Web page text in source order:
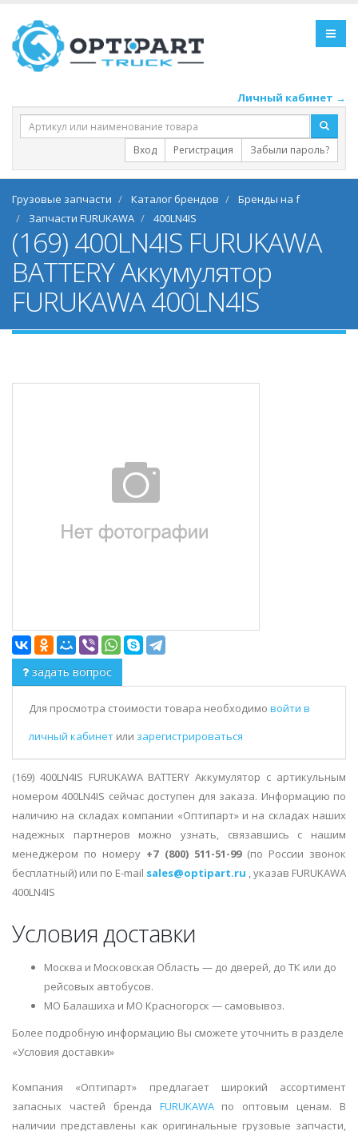
Личный кабинет →
Вход Регистрация Забыли пароль?
Грузовые запчасти Каталог брендов
Бренды на f
Запчасти FURUKAWA
400LN4IS
(169) 400LN4IS FURUKAWA
BATTERY Аккумулятор
FURUKAWA 400LN4IS
задать вопрос
Для просмотра стоимости товара необходимо войти в
личный кабинет или зарегистрироваться
(169) 400LN4IS FURUKAWA BATTERY Аккумулятор с артикульным
номером 400LN4IS сейчас доступен для заказа. Информацию по
наличию на складах компании «Оптипарт» и на складах наших
надежных партнеров можно узнать, связавшись с нашим
менеджером по номеру +7 (800) 511-51-99(по России звонок
бесплатный) или по E-mail sales@optipart.ru , указав FURUKAWA
400LN4IS
Условия доставки
Москва и Московская Область — до дверей, до ТК или до
рейсовых автобусов.
МО Балашиха и МО Красногорск — самовывоз.
Более подробную информацию Вы сможете уточнить в разделе
«Условия доставки»
Компания «Оптипарт» предлагает широкий ассортимент
запасных частей бренда FURUKAWAпо оптовым ценам. В
наличии представлены как оригинальные грузовые запчасти,